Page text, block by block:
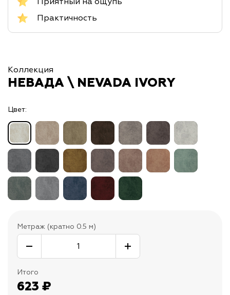
Практичность
Коллекция
НЕВАДА \ NEVADA IVORY
Цвет:
Метраж (кратно 0.5 м)
Итого
623 ₽